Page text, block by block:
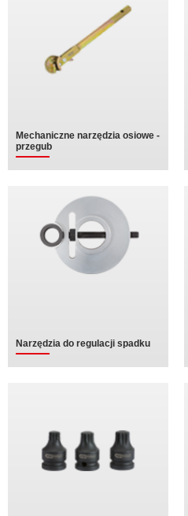
Mechaniczne narzędzia osiowe -
przegub
Narzędzia do regulacji spadku